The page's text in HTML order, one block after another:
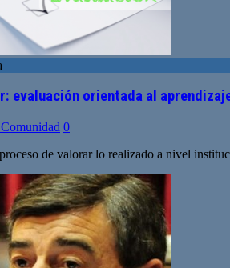
evaluación orientada al
0
de valorar lo realizado a nivel